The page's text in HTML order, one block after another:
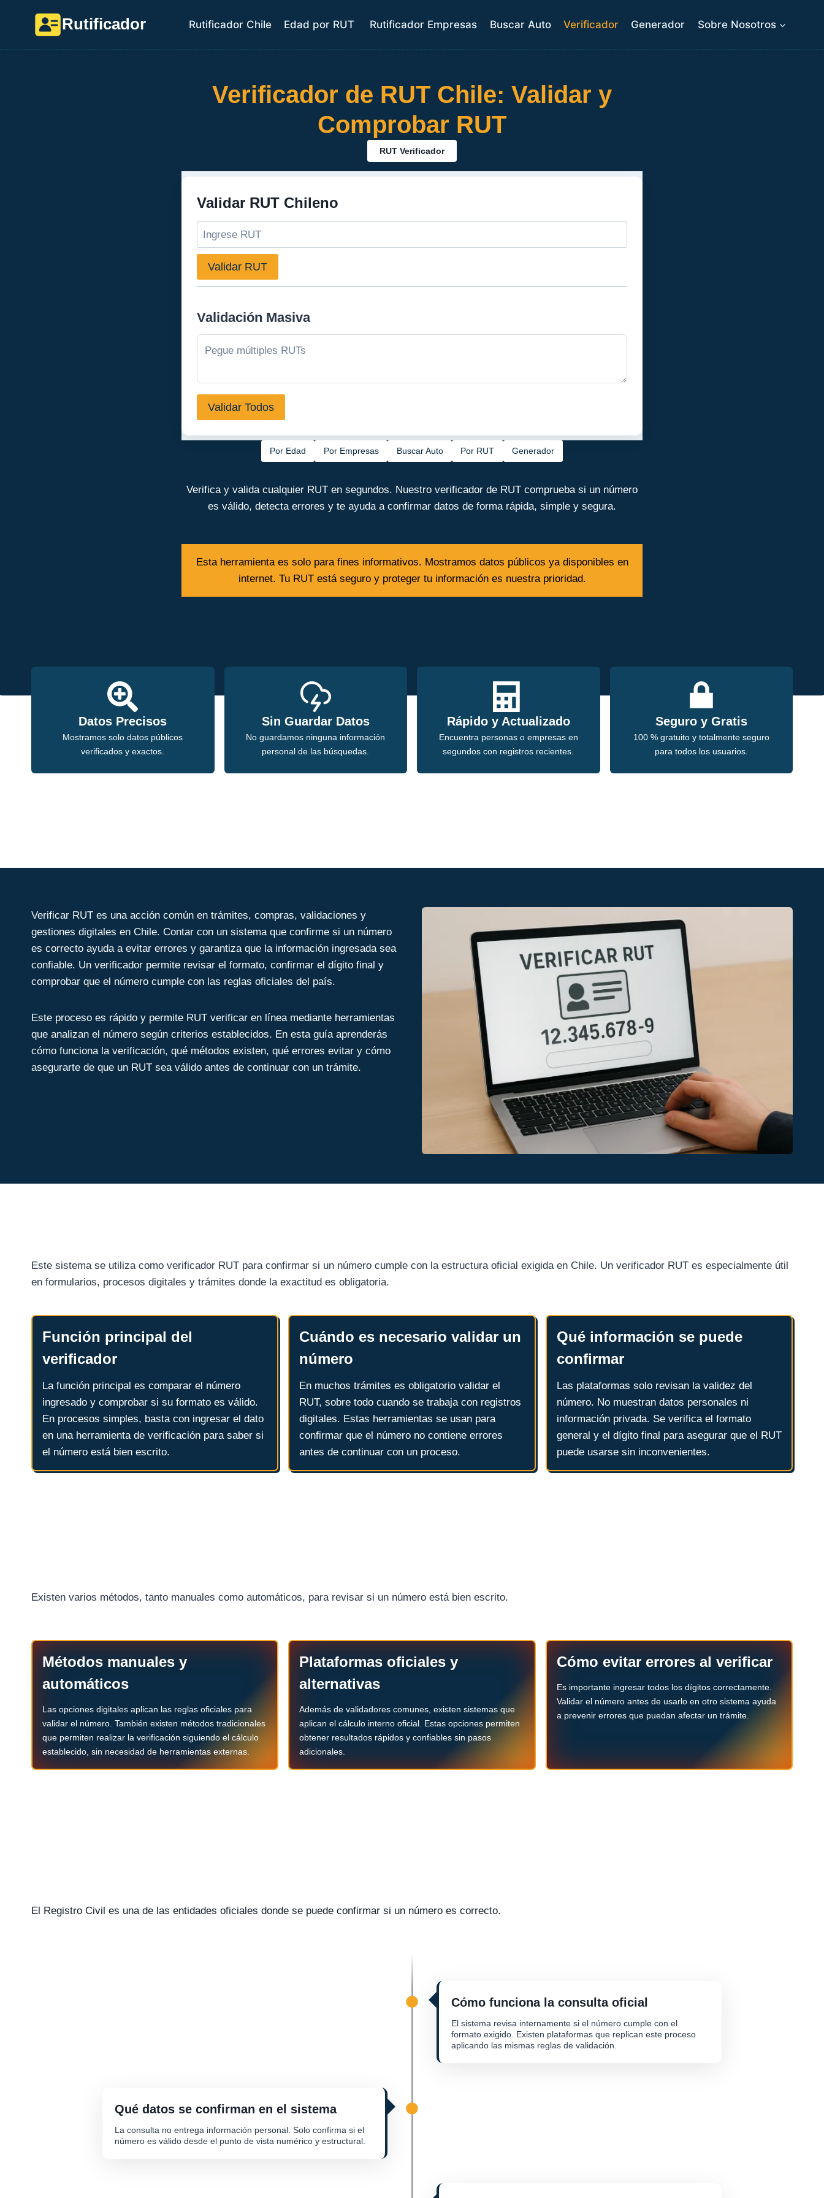
Rutificador Rutificador Chile Edad por RUT Rutificador Empresas Buscar Auto Verificador Generador Sobre Nosotros
Verificador de RUT Chile: Validar y
Comprobar RUT
RUT Verificador
Validar RUT Chileno
Validar RUT
Validación Masiva
Validar Todos
Por Edad Por Empresas Buscar Auto Por RUT Generador
Verifica y valida cualquier RUT en segundos. Nuestro verificador de RUT comprueba si un número
es válido, detecta errores y te ayuda a confirmar datos de forma rápida, simple y segura.
Esta herramienta es solo para fines informativos. Mostramos datos públicos ya disponibles en
internet. Tu RUT está seguro y proteger tu información es nuestra prioridad.
Datos Precisos
Mostramos solo datos públicos
verificados y exactos.
Sin Guardar Datos
No guardamos ninguna información
personal de las búsquedas.
Rápido y Actualizado
Encuentra personas o empresas en
segundos con registros recientes.
Seguro y Gratis
100 % gratuito y totalmente seguro
para todos los usuarios.
Verificar RUT es una acción común en trámites, compras, validaciones y
gestiones digitales en Chile. Contar con un sistema que confirme si un número
es correcto ayuda a evitar errores y garantiza que la información ingresada sea
confiable. Un verificador permite revisar el formato, confirmar el dígito final y
comprobar que el número cumple con las reglas oficiales del país.
Este proceso es rápido y permite RUT verificar en línea mediante herramientas
que analizan el número según criterios establecidos. En esta guía aprenderás
cómo funciona la verificación, qué métodos existen, qué errores evitar y cómo
asegurarte de que un RUT sea válido antes de continuar con un trámite.
verificador RUT
Este sistema se utiliza como verificador RUT para confirmar si un número cumple con la estructura oficial exigida en Chile. Un verificador RUT es especialmente útil
en formularios, procesos digitales y trámites donde la exactitud es obligatoria.
Función principal del
verificador
La función principal es comparar el número
ingresado y comprobar si su formato es válido.
En procesos simples, basta con ingresar el dato
en una herramienta de verificación para saber si
el número está bien escrito.
Cuándo es necesario validar un
número
En muchos trámites es obligatorio validar el
RUT, sobre todo cuando se trabaja con registros
digitales. Estas herramientas se usan para
confirmar que el número no contiene errores
antes de continuar con un proceso.
Qué información se puede
confirmar
Las plataformas solo revisan la validez del
número. No muestran datos personales ni
información privada. Se verifica el formato
general y el dígito final para asegurar que el RUT
puede usarse sin inconvenientes.
Existen varios métodos, tanto manuales como automáticos, para revisar si un número está bien escrito.
Métodos manuales y
automáticos
Las opciones digitales aplican las reglas oficiales para
validar el número. También existen métodos tradicionales
que permiten realizar la verificación siguiendo el cálculo
establecido, sin necesidad de herramientas externas.
Plataformas oficiales y
alternativas
Además de validadores comunes, existen sistemas que
aplican el cálculo interno oficial. Estas opciones permiten
obtener resultados rápidos y confiables sin pasos
adicionales.
Cómo evitar errores al verificar
Es importante ingresar todos los dígitos correctamente.
Validar el número antes de usarlo en otro sistema ayuda
a prevenir errores que puedan afectar un trámite.
Verificar RUT Registro Civil
El Registro Civil es una de las entidades oficiales donde se puede confirmar si un número es correcto.
Cómo funciona la consulta oficial
El sistema revisa internamente si el número cumple con el
formato exigido. Existen plataformas que replican este proceso
aplicando las mismas reglas de validación.
Qué datos se confirman en el sistema
La consulta no entrega información personal. Solo confirma si el
número es válido desde el punto de vista numérico y estructural.